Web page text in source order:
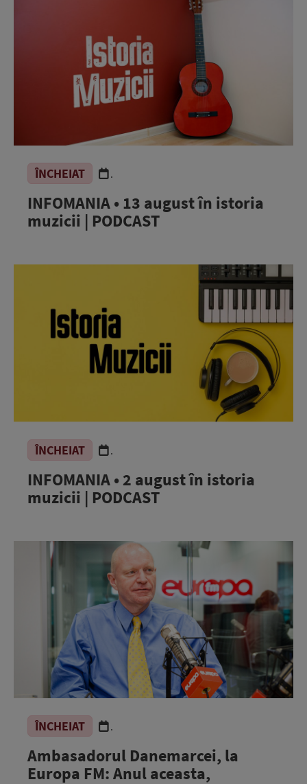
ÎNCHEIAT .
INFOMANIA • 13 august în istoria
muzicii | PODCAST
ÎNCHEIAT .
INFOMANIA • 2 august în istoria
muzicii | PODCAST
ÎNCHEIAT .
Ambasadorul Danemarcei, la
Europa FM: Anul aceasta,